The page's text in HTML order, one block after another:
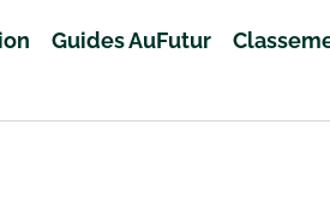
Guides AuFutur